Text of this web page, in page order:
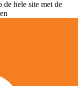
hele site met de